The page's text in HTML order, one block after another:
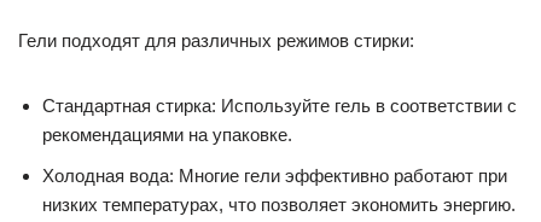
Гели подходят для различных режимов стирки:
Стандартная стирка: Используйте гель в соответствии с
рекомендациями на упаковке.
Холодная вода: Многие гели эффективно работают при
низких температурах, что позволяет экономить энергию.